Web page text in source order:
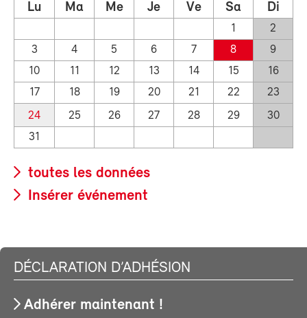
Lu Ma Me Je Ve Sa Di
1
2
3
4 5 6 7 8
9
10
11 12 13 14 15
16
17
18 19 20 21 22
23
24
25 26 27 28 29
30
31
toutes les données
Insérer événement
DÉCLARATION D’ADHÉSION
Adhérer maintenant !